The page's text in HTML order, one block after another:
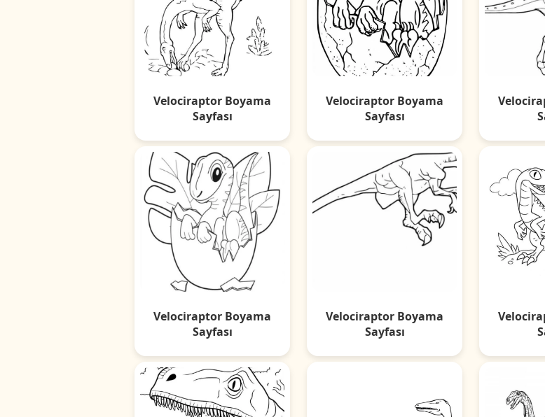
Velociraptor Boyama
Sayfası
Velociraptor Boyama
Sayfası
Velociraptor Boyama
Sayfası
Velociraptor Boyama
Sayfası